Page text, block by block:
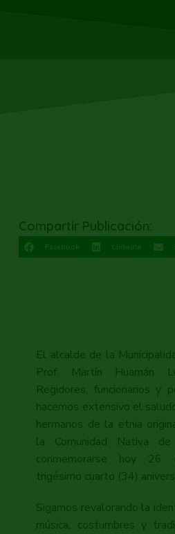
Compartir Publicación:
Facebook LinkedIn
El alcalde de la
Prof. Martín Huamán
Regidores, funcionarios y
hacemos extensivo el
hermanos de la etnia
la Comunidad Nativa
conmemorarse hoy
trigésimo cuarto (34)
Sigamos revalorando la
música, costumbres y